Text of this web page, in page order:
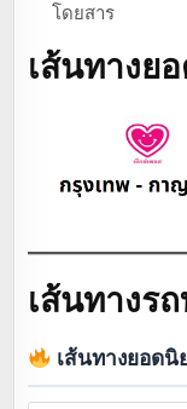
โดยสาร
เส้นทางย
เส้นทางร
เส้นทางยอดนิ